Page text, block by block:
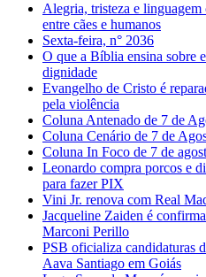
Alegria, tristeza e
entre cães e humanos
Sexta-feira, n° 2036
O que a Bíblia ensina sobre
dignidade
Evangelho de Cristo é
pela violência
Coluna Antenado de 7 de
Coluna Cenário de 7 de
Coluna In Foco de 7 de
Leonardo compra porcos e
para fazer PIX
Vini Jr. renova com Real
Jacqueline Zaiden é
Marconi Perillo
PSB oficializa candidaturas
Aava Santiago em Goiás